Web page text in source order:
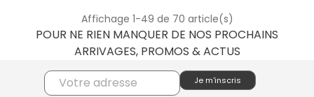
Affichage 1-49 de 70 article(s)
POUR NE RIEN MANQUER DE NOS PROCHAINS
ARRIVAGES, PROMOS & ACTUS